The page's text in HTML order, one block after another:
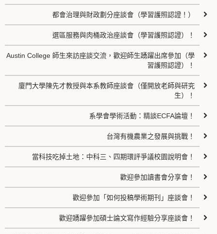
都會治理與財政劃分座談會（學習護照認證！）
選區服務與肉桶政治座談會（學習護照認證）！
Austin College 師生來訪座談交流，歡迎師生踴躍出席參加（學
習護照認證）！
廈門大學陳先才教授與本系教師座談會（僅開放老師與研究
生）！
系學會學術活動：精談ECFA論壇！
台灣有機農業之發展與挑戰！
當科技吃掉土地：中科三、四期環評爭議校園說明會！
歡迎參加讀書會分享會！
歡迎參加「如何投稿學術期刊」座談會！
歡迎踴躍參加碩士論文寫作經驗分享座談會！